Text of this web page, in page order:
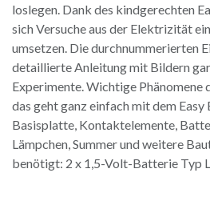
loslegen. Dank des kindgerechten
sich Versuche aus der Elektrizität
umsetzen. Die durchnummerierten
detaillierte Anleitung mit Bildern
Experimente. Wichtige Phänomene
das geht ganz einfach mit dem
Basisplatte, Kontaktelemente,
Lämpchen, Summer und weitere
benötigt: 2 x 1,5-Volt-Batterie Typ